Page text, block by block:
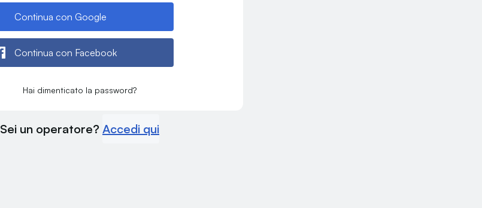
Continua con Google
Continua con Facebook
Hai dimenticato la password?
Sei un operatore? Accedi qui